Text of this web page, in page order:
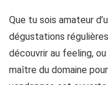
Que tu sois amateur
dégustations
découvrir au feeling,
maître du domaine